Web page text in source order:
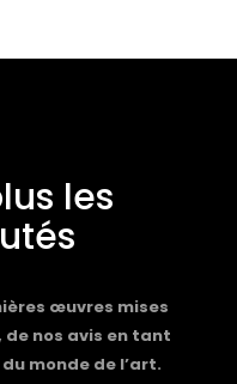
les
œuvres mises
de nos avis en tant
monde de l’art.